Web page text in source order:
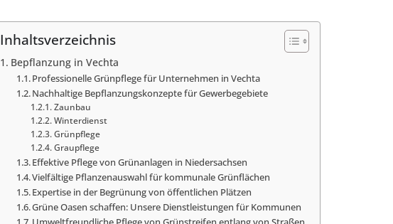
Inhaltsverzeichnis
Bepflanzung in Vechta
Professionelle Grünpflege für Unternehmen in Vechta
Nachhaltige Bepflanzungskonzepte für Gewerbegebiete
Zaunbau
Winterdienst
Grünpflege
Graupflege
Effektive Pflege von Grünanlagen in Niedersachsen
Vielfältige Pflanzenauswahl für kommunale Grünflächen
Expertise in der Begrünung von öffentlichen Plätzen
Grüne Oasen schaffen: Unsere Dienstleistungen für Kommunen